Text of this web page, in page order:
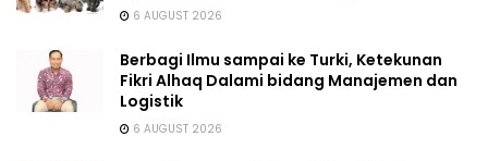
6 AUGUST 2026
Berbagi Ilmu sampai ke Turki, Ketekunan
Fikri Alhaq Dalami bidang Manajemen dan
Logistik
6 AUGUST 2026